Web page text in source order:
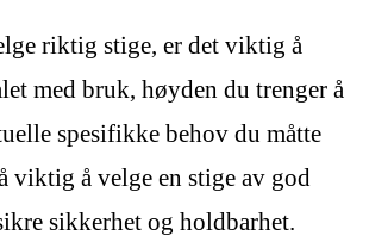
riktig stige, er det viktig å
med bruk, høyden du trenger å
spesifikke behov du måtte
viktig å velge en stige av god
sikkerhet og holdbarhet.